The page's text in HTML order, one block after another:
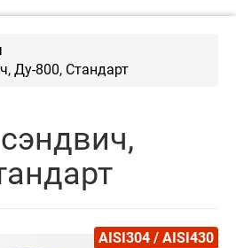
Ду-800, Стандарт
AISI304 / AISI430